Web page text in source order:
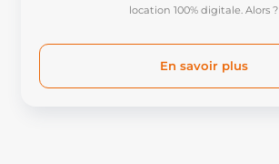
location 100% digitale. Alors ?
En savoir plus